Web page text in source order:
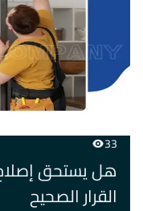
33
هل يستحق إصلاح
القرار الصحيح